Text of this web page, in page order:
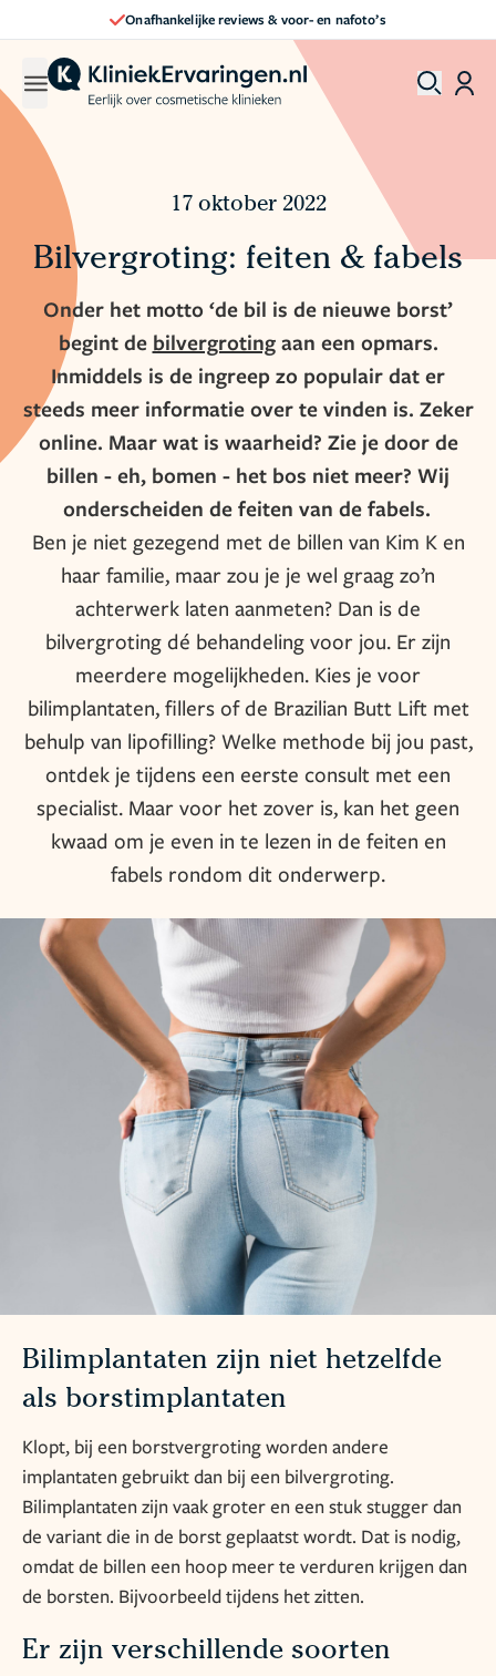
& voor- en nafoto’s
17 oktober 2022
Bilvergroting: feiten & fabels
Onder het motto ‘de bil is de nieuwe borst’
begint de bilvergrotingaan een opmars.
Inmiddels is de ingreep zo populair dat er
steeds meer informatie over te vinden is. Zeker
online. Maar wat is waarheid? Zie je door de
billen - eh, bomen - het bos niet meer? Wij
onderscheiden de feiten van de fabels.
Ben je niet gezegend met de billen van Kim K en
haar familie, maar zou je je wel graag zo’n
achterwerk laten aanmeten? Dan is de
bilvergroting dé behandeling voor jou. Er zijn
meerdere mogelijkheden. Kies je voor
bilimplantaten, fillers of de Brazilian Butt Lift met
behulp van lipofilling? Welke methode bij jou past,
ontdek je tijdens een eerste consult met een
specialist. Maar voor het zover is, kan het geen
kwaad om je even in te lezen in de feiten en
fabels rondom dit onderwerp.
Bilimplantaten zijn niet hetzelfde
als borstimplantaten
Klopt, bij een borstvergroting worden andere
implantaten gebruikt dan bij een bilvergroting.
Bilimplantaten zijn vaak groter en een stuk stugger dan
de variant die in de borst geplaatst wordt. Dat is nodig,
omdat de billen een hoop meer te verduren krijgen dan
de borsten. Bijvoorbeeld tijdens het zitten.
Er zijn verschillende soorten